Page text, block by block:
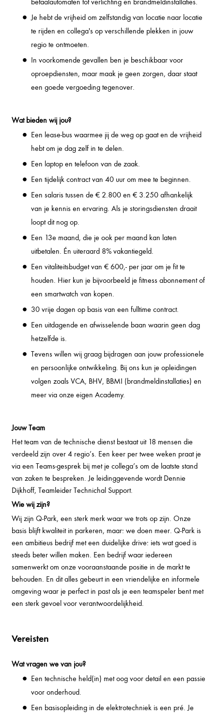
Je hebt de vrijheid om zelfstandig van locatie naar locatie
te rijden en collega's op verschillende plekken in jouw
regio te ontmoeten.
In voorkomende gevallen ben je beschikbaar voor
oproepdiensten, maar maak je geen zorgen, daar staat
een goede vergoeding tegenover.
Wat bieden wij jou?
Een lease-bus waarmee jij de weg op gaat en de vrijheid
hebt om je dag zelf in te delen.
Een laptop en telefoon van de zaak.
Een tijdelijk contract van 40 uur om mee te beginnen.
Een salaris tussen de € 2.800 en € 3.250 afhankelijk
van je kennis en ervaring. Als je storingsdiensten draait
loopt dit nog op.
Een 13e maand, die je ook per maand kan laten
uitbetalen. Én uiteraard 8% vakantiegeld.
Een vitaliteitsbudget van € 600,- per jaar om je fit te
houden. Hier kun je bijvoorbeeld je fitness abonnement of
een smartwatch van kopen.
30 vrije dagen op basis van een fulltime contract.
Een uitdagende en afwisselende baan waarin geen dag
hetzelfde is.
Tevens willen wij graag bijdragen aan jouw professionele
en persoonlijke ontwikkeling. Bij ons kun je opleidingen
volgen zoals VCA, BHV, BBMI (brandmeldinstallaties) en
meer via onze eigen Academy.
Jouw Team
Het team van de technische dienst bestaat uit 18 mensen die
verdeeld zijn over 4 regio’s. Een keer per twee weken praat je
via een Teams-gesprek bij met je collega’s om de laatste stand
van zaken te bespreken. Je leidinggevende wordt Dennie
Dijkhoff, Teamleider Technichal Support.
Wie wij zijn?
Wij zijn Q-Park, een sterk merk waar we trots op zijn. Onze
basis blijft kwaliteit in parkeren, maar: we doen meer. Q-Park is
een ambitieus bedrijf met een duidelijke drive: iets wat goed is
steeds beter willen maken. Een bedrijf waar iedereen
samenwerkt om onze vooraanstaande positie in de markt te
behouden. En dit alles gebeurt in een vriendelijke en informele
omgeving waar je perfect in past als je een teamspeler bent met
een sterk gevoel voor verantwoordelijkheid.
Vereisten
Wat vragen we van jou?
Een technische held(in) met oog voor detail en een passie
voor onderhoud.
Een basisopleiding in de elektrotechniek is een pré. Je